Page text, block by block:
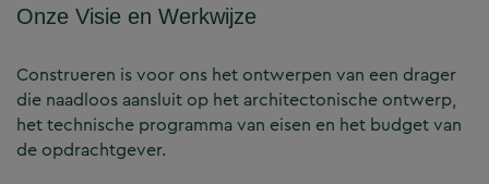
Onze Visie en Werkwijze
Construeren is voor ons het ontwerpen van een drager
die naadloos aansluit op het architectonische ontwerp,
het technische programma van eisen en het budget van
de opdrachtgever.